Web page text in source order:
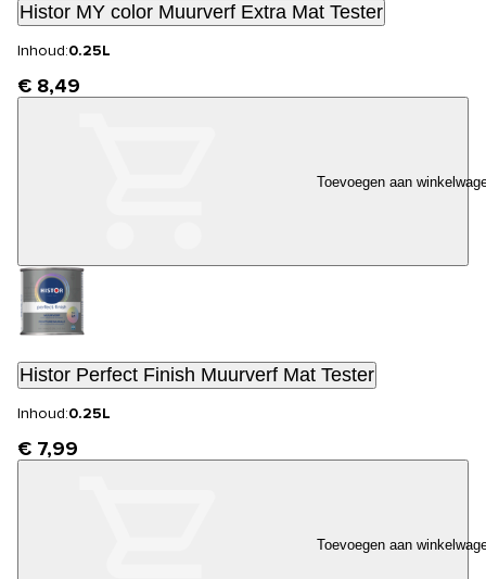
Histor MY color Muurverf Extra Mat Tester
Inhoud:0.25L
€ 8,49
Toevoegen aan
Histor Perfect Finish Muurverf Mat Tester
Inhoud:0.25L
€ 7,99
Toevoegen aan